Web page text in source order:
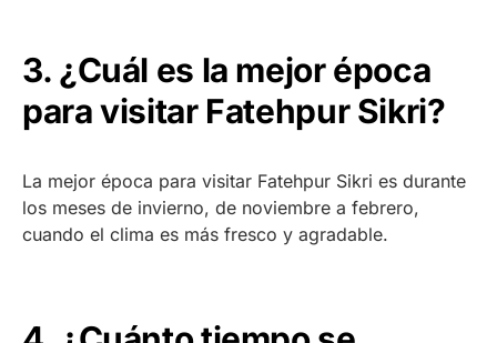
3. ¿Cuál es la mejor época
para visitar Fatehpur Sikri?
La mejor época para visitar Fatehpur Sikri es durante
los meses de invierno, de noviembre a febrero,
cuando el clima es más fresco y agradable.